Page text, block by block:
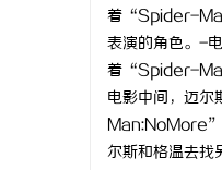
着“Spider-
表演的角色。-
着“Spider-
电影中间，迈
Man:NoMore”
尔斯和格温去找